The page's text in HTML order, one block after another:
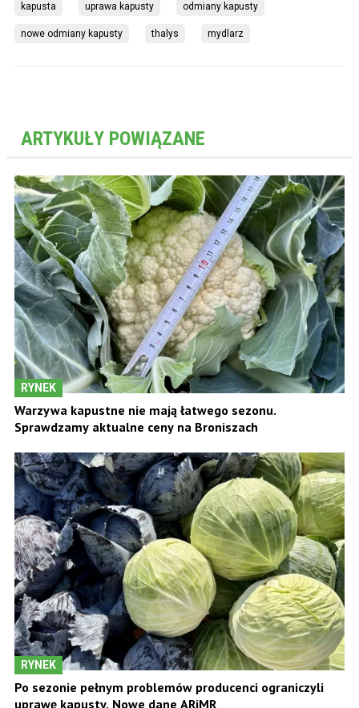
kapusta uprawa kapusty odmiany kapusty
nowe odmiany kapusty thalys mydlarz
ARTYKUŁY POWIĄZANE
RYNEK
Warzywa kapustne nie mają łatwego sezonu.
Sprawdzamy aktualne ceny na Broniszach
RYNEK
Po sezonie pełnym problemów producenci ograniczyli
uprawę kapusty. Nowe dane ARiMR